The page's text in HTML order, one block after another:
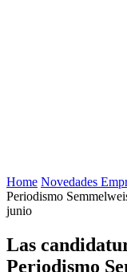
Home Novedades
Periodismo
junio
Las
Periodismo